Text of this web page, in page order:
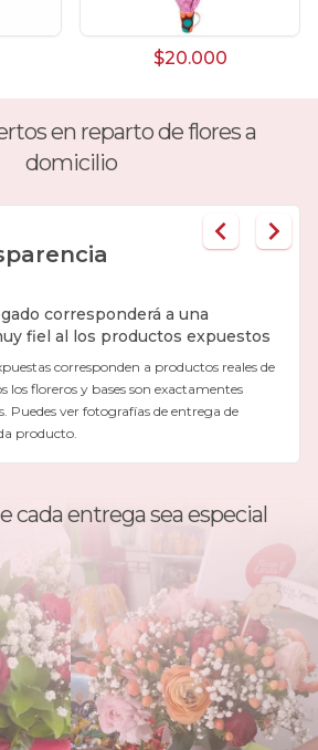
$20.000
en reparto de flores a
domicilio
corresponderá a una
fiel al los productos expuestos
corresponden a productos reales de
los floreros y bases son exactamentes
Puedes ver fotografías de entrega de
producto.
cada entrega sea especial
Gerberas
Globos
Hipericum
Libros
Liliums
Minirosas
Nacimiento de niños
Nacimientos
de niñas